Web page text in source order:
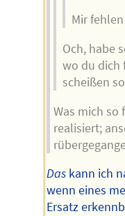
Mir
Och, habe
wo du dich
scheißen
Was mich so
realisiert;
Das kann ich
wenn eines
Ersatz